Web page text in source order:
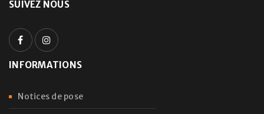
SUIVEZ NOUS
INFORMATIONS
Notices de pose